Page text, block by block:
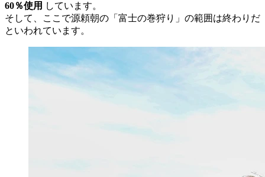
60％使用 しています。
そして、ここで源頼朝の「富士の巻狩り」の範囲は終わりだ
といわれています。